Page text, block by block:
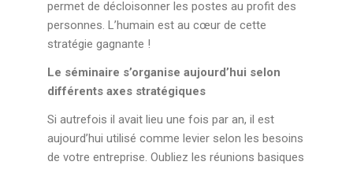
permet de décloisonner les postes au profit des
personnes. L’humain est au cœur de cette
stratégie gagnante !
Le séminaire s’organise aujourd’hui selon
différents axes stratégiques
Si autrefois il avait lieu une fois par an, il est
aujourd’hui utilisé comme levier selon les besoins
de votre entreprise. Oubliez les réunions basiques